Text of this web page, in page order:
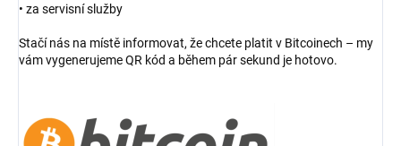
• za servisní služby
Stačí nás na místě informovat, že chcete platit v Bitcoinech – my
vám vygenerujeme QR kód a během pár sekund je hotovo.